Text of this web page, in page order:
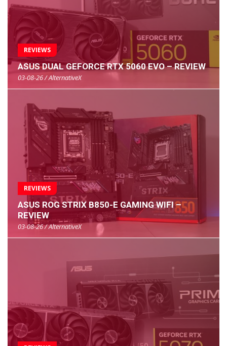
REVIEWS
ASUS DUAL GEFORCE RTX 5060 EVO – REVIEW
03-08-26 / AlternativeX
REVIEWS
ASUS ROG STRIX B850-E GAMING WIFI –
REVIEW
03-08-26 / AlternativeX